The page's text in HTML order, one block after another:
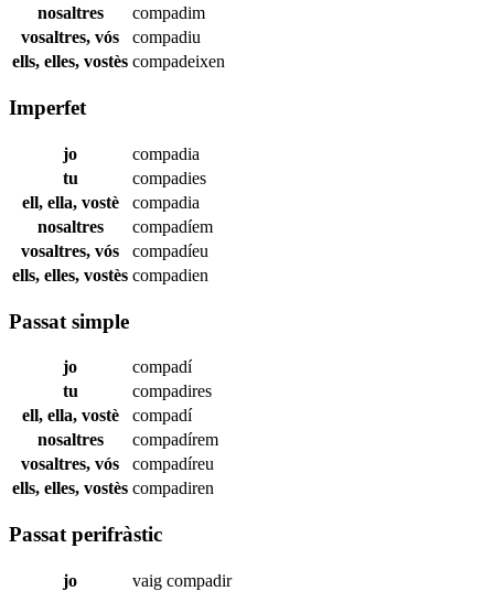
nosaltres
compadim
vosaltres, vós
compadiu
ells, elles, vostès compadeixen
Imperfet
jo
compadia
tu
compadies
ell, ella, vostè
compadia
nosaltres
compadíem
vosaltres, vós
compadíeu
ells, elles, vostès compadien
Passat simple
jo
compadí
tu
compadires
ell, ella, vostè
compadí
nosaltres
compadírem
vosaltres, vós
compadíreu
ells, elles, vostès compadiren
Passat perifràstic
jo vaig compadir